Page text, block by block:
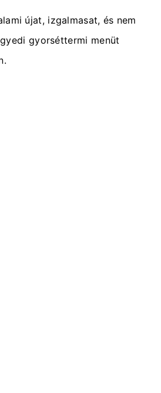
újat, izgalmasat, és nem
gyorséttermi menüt